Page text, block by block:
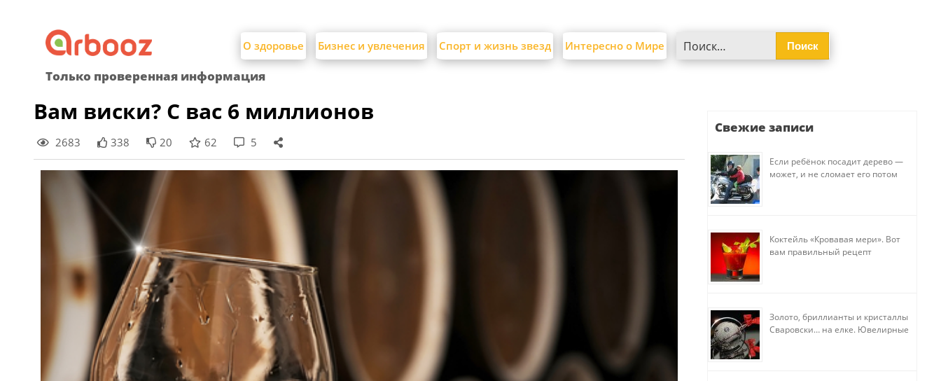
content
О здоровье Бизнес и увлечения Спорт и жизнь звезд Интересно о Мире
Только проверенная информация
Вам виски? С вас 6 миллионов
2683 338 20 62 5
Свежие записи
Если ребёнок посадит дерево —
может, и не сломает его потом
Коктейль «Кровавая мери». Вот
вам правильный рецепт
Золото, бриллианты и кристаллы
Сваровски… на елке. Ювелирные